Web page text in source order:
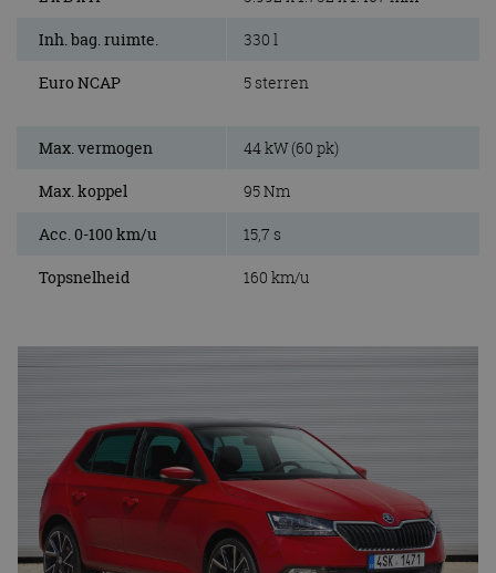
Inh. bag. ruimte. 330 l
Euro NCAP 5 sterren
Max. vermogen 44 kW (60 pk)
Max. koppel 95 Nm
Acc. 0-100 km/u 15,7 s
Topsnelheid 160 km/u